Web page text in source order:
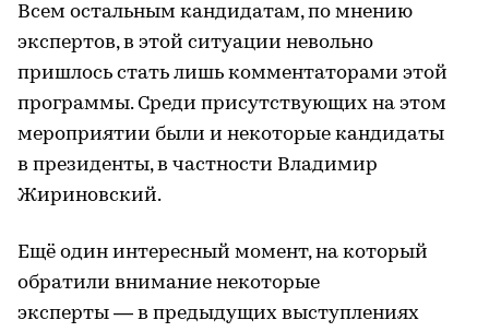
Всем остальным кандидатам, по мнению
экспертов, в этой ситуации невольно
пришлось стать лишь комментаторами этой
программы. Среди присутствующих на этом
мероприятии были и некоторые кандидаты
в президенты, в частности Владимир
Жириновский.
Ещё один интересный момент, на который
обратили внимание некоторые
эксперты — в предыдущих выступлениях